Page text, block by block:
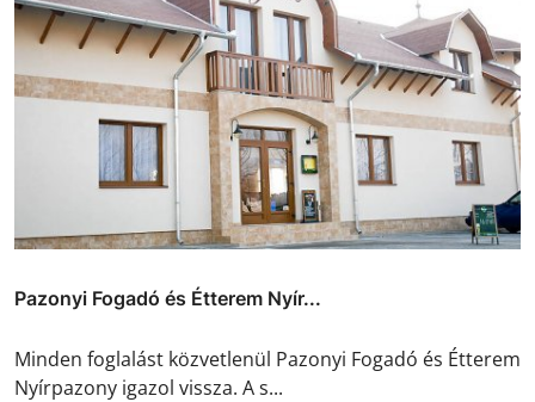
Pazonyi Fogadó és Étterem Nyír...
Minden foglalást közvetlenül Pazonyi Fogadó és Étterem
Nyírpazony igazol vissza. A s...